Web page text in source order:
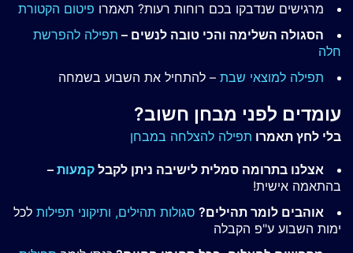
מרגישים שנדבקו בכם רוחות רעות? תאמרו פיטום הקטורת
הסגולה השלימה והכי טובה לנשים – תפילה להפרשת
חלה
תפילה למוצאי שבת – להתחיל את השבוע בשמחה
עומדים לפני מבחן חשוב?
בלי לחץ תאמרו תפילה להצלחה במבחן
אצלנו בתרומה סמלית לישיבה ניתן לקבל קמעות –
בהתאמה אישית!
אוהבים לומר תהילים? סגולות תהילים, ותיקוני תפילות לכל
ימות השבוע ע"פ הקבלה